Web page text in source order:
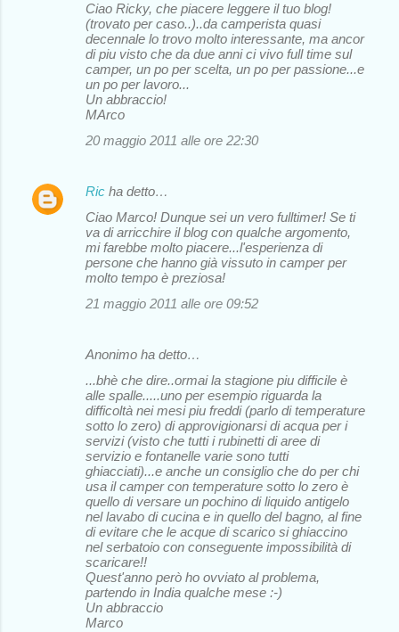
Ciao Ricky, che piacere leggere il tuo blog!
(trovato per caso..)..da camperista quasi
decennale lo trovo molto interessante, ma ancor
di piu visto che da due anni ci vivo full time sul
camper, un po per scelta, un po per passione...e
un po per lavoro...
Un abbraccio!
MArco
20 maggio 2011 alle ore 22:30
Ric ha detto…
Ciao Marco! Dunque sei un vero fulltimer! Se ti
va di arricchire il blog con qualche argomento,
mi farebbe molto piacere...l'esperienza di
persone che hanno già vissuto in camper per
molto tempo è preziosa!
21 maggio 2011 alle ore 09:52
Anonimo ha detto…
...bhè che dire..ormai la stagione piu difficile è
alle spalle.....uno per esempio riguarda la
difficoltà nei mesi piu freddi (parlo di temperature
sotto lo zero) di approvigionarsi di acqua per i
servizi (visto che tutti i rubinetti di aree di
servizio e fontanelle varie sono tutti
ghiacciati)...e anche un consiglio che do per chi
usa il camper con temperature sotto lo zero è
quello di versare un pochino di liquido antigelo
nel lavabo di cucina e in quello del bagno, al fine
di evitare che le acque di scarico si ghiaccino
nel serbatoio con conseguente impossibilità di
scaricare!!
Quest'anno però ho ovviato al problema,
partendo in India qualche mese :-)
Un abbraccio
Marco